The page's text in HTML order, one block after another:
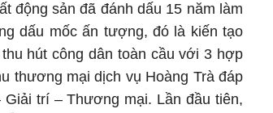
động sản đã đánh dấu 15 năm làm
dấu mốc ấn tượng, đó là kiến tạo
hút công dân toàn cầu với 3 hợp
thương mại dịch vụ Hoàng Trà đáp
trí – Thương mại. Lần đầu tiên,